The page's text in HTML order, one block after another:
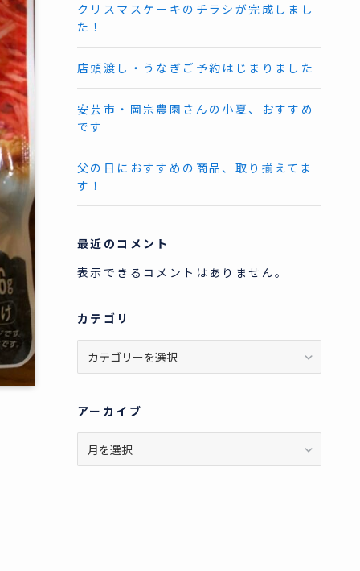
クリスマスケーキのチラシが完成しまし
た！
店頭渡し・うなぎご予約はじまりました
安芸市・岡宗農園さんの小夏、おすすめ
です
父の日におすすめの商品、取り揃えてま
す！
最近のコメント
表示できるコメントはありません。
カテゴリ
テ
アーカイブ
ー